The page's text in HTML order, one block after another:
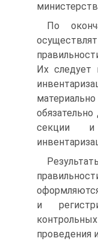
По
Их следует
секции
и
проведения